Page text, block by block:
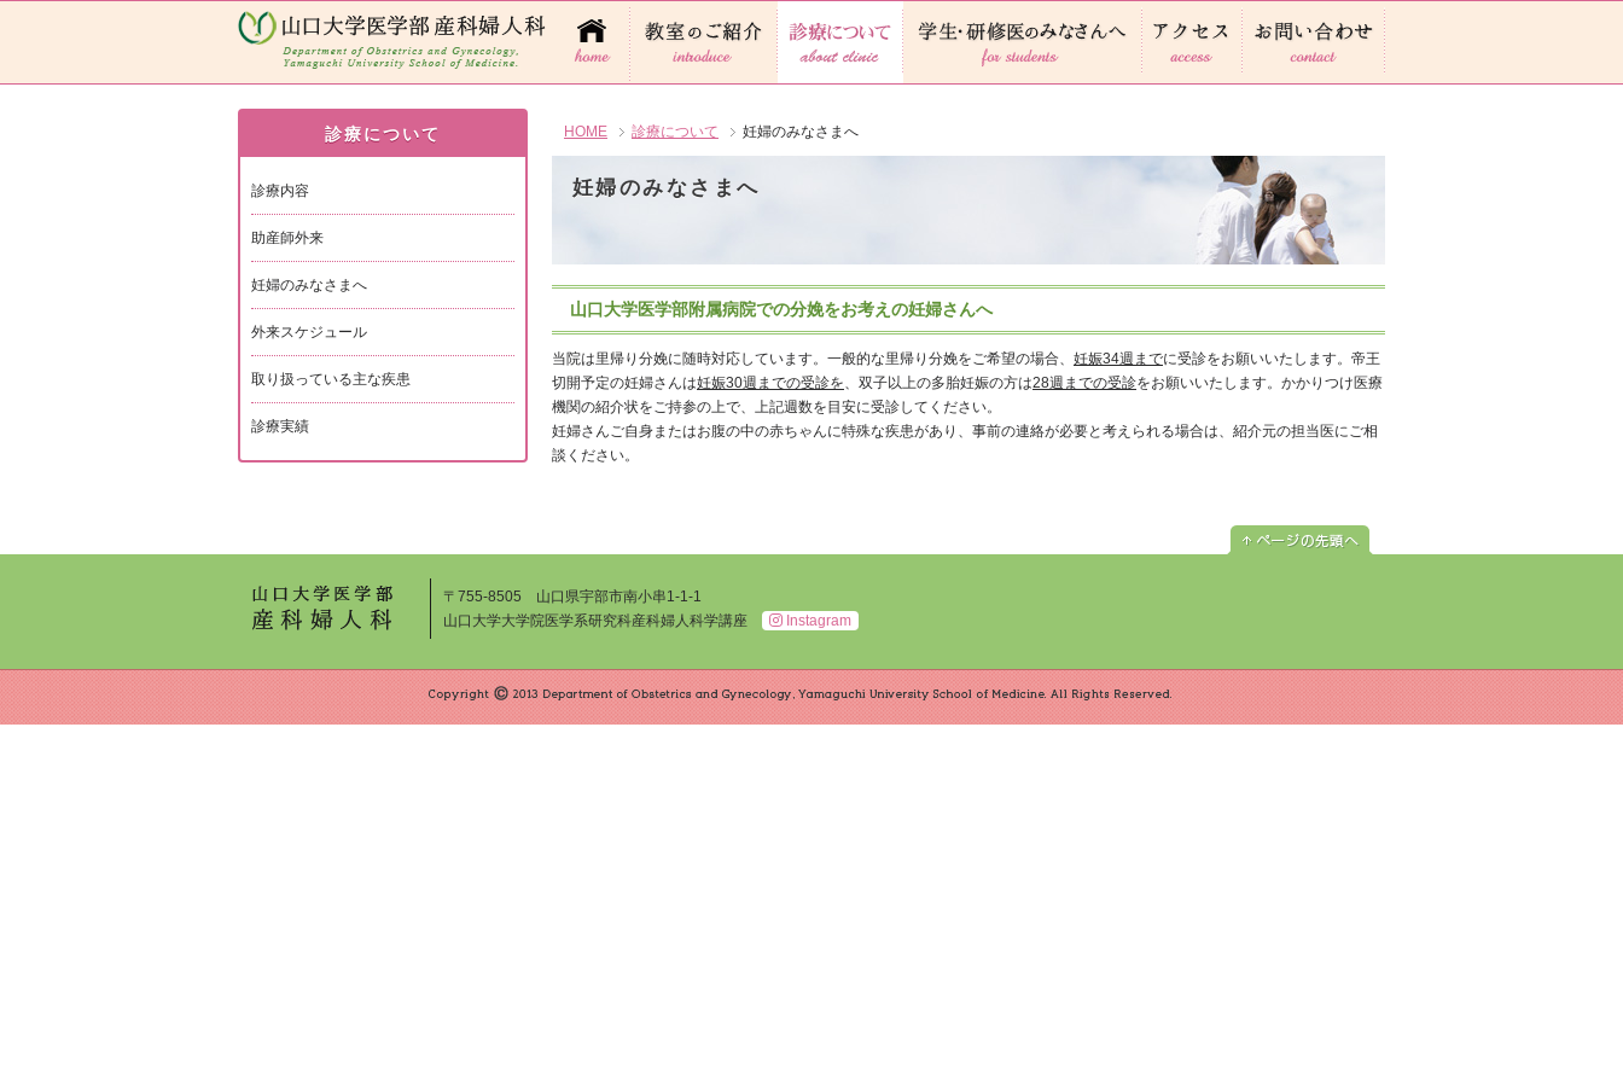
HOME 診療について 妊婦のみなさまへ
妊婦のみなさまへ
山口大学医学部附属病院での分娩をお考えの妊婦さんへ
当院は里帰り分娩に随時対応しています。一般的な里帰り分娩をご希望の場合、 妊娠34週までに受診をお願いいたします。帝王
切開予定の妊婦さんは妊娠30週までの受診を 、双子以上の多胎妊娠の方は28週までの受診をお願いいたします。かかりつけ医療
機関の紹介状をご持参の上で、上記週数を目安に受診してください。
妊婦さんご自身またはお腹の中の赤ちゃんに特殊な疾患があり、事前の連絡が必要と考えられる場合は、紹介元の担当医にご相
談ください。
診療について
診療内容
助産師外来
妊婦のみなさまへ
外来スケジュール
取り扱っている主な疾患
診療実績
〒755-8505 山口県宇部市南小串1-1-1
山口大学大学院医学系研究科産科婦人科学講座
Instagram